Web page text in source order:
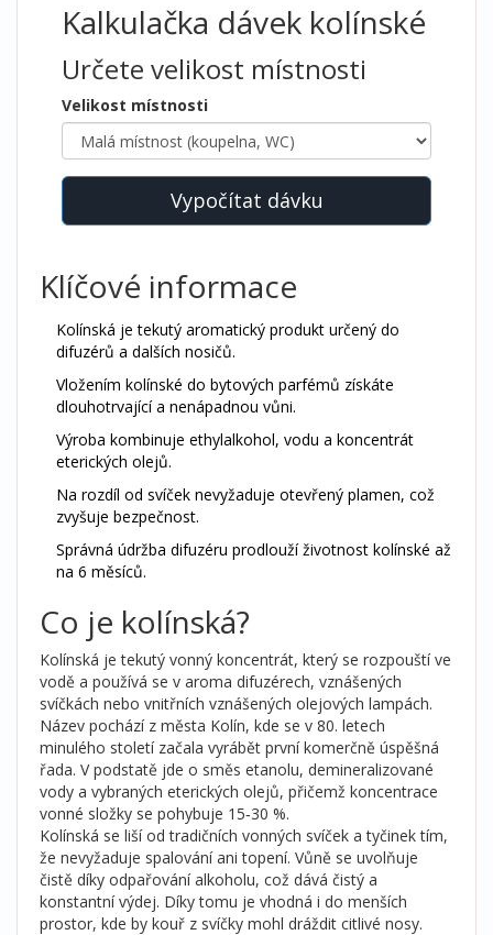
Kalkulačka dávek kolínské
Určete velikost místnosti
Velikost místnosti
Vypočítat dávku
Klíčové informace
Kolínská je tekutý aromatický produkt určený do
difuzérů a dalších nosičů.
Vložením kolínské do bytových parfémů získáte
dlouhotrvající a nenápadnou vůni.
Výroba kombinuje ethylalkohol, vodu a koncentrát
eterických olejů.
Na rozdíl od svíček nevyžaduje otevřený plamen, což
zvyšuje bezpečnost.
Správná údržba difuzéru prodlouží životnost kolínské až
na 6 měsíců.
Co je kolínská?
Kolínská je tekutý vonný koncentrát, který se rozpouští ve
vodě a používá se v aroma difuzérech, vznášených
svíčkách nebo vnitřních vznášených olejových lampách.
Název pochází z města Kolín, kde se v 80. letech
minulého století začala vyrábět první komerčně úspěšná
řada. V podstatě jde o směs etanolu, demineralizované
vody a vybraných eterických olejů, přičemž koncentrace
vonné složky se pohybuje 15‑30 %.
Kolínská se liší od tradičních vonných svíček a tyčinek tím,
že nevyžaduje spalování ani topení. Vůně se uvolňuje
čistě díky odpařování alkoholu, což dává čistý a
konstantní výdej. Díky tomu je vhodná i do menších
prostor, kde by kouř z svíčky mohl dráždit citlivé nosy.